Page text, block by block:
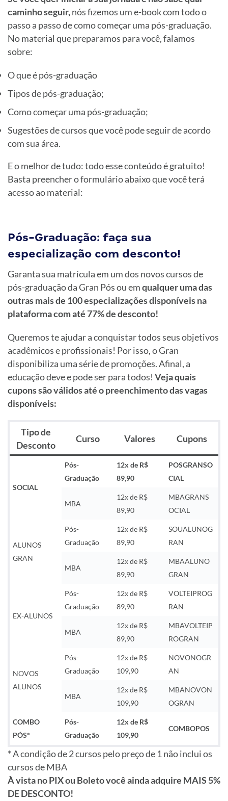
caminho seguir,nós fizemos um e-book com todo o
passo a passo de como começar uma pós-graduação.
No material que preparamos para você, falamos
sobre:
O que é pós-graduação
Tipos de pós-graduação;
Como começar uma pós-graduação;
Sugestões de cursos que você pode seguir de acordo
com sua área.
E o melhor de tudo: todo esse conteúdo é gratuito!
Basta preencher o formulário abaixo que você terá
acesso ao material:
Pós-Graduação: faça sua
especialização com desconto!
Garanta sua matrícula em um dos novos cursos de
pós-graduação da Gran Pós ou emqualquer uma das
outras mais de 100 especializações disponíveis na
plataforma com até 77% de desconto!
Queremos te ajudar a conquistar todos seus objetivos
acadêmicos e profissionais! Por isso, o Gran
disponibiliza uma série de promoções. Afinal, a
educação deve e pode ser para todos! Veja quais
cupons são válidos até o preenchimento das vagas
disponíveis:
Tipo de
Desconto
Curso Valores Cupons
SOCIAL
Pós-
Graduação
12x de R$
89,90
POSGRANSO
CIAL
MBA
12x de R$
89,90
MBAGRANS
OCIAL
ALUNOS
GRAN
Pós-
Graduação
12x de R$
89,90
SOUALUNOG
RAN
MBA
12x de R$
89,90
MBAALUNO
GRAN
EX-ALUNOS
Pós-
Graduação
12x de R$
89,90
VOLTEIPROG
RAN
MBA
12x de R$
89,90
MBAVOLTEIP
ROGRAN
NOVOS
ALUNOS
Pós-
Graduação
12x de R$
109,90
NOVONOGR
AN
MBA
12x de R$
109,90
MBANOVON
OGRAN
COMBO
PÓS*
Pós-
Graduação
12x de R$
109,90
COMBOPOS
* A condição de 2 cursos pelo preço de 1 não inclui os
cursos de MBA
À vista no PIX ou Boleto você ainda adquire MAIS 5%
DE DESCONTO!